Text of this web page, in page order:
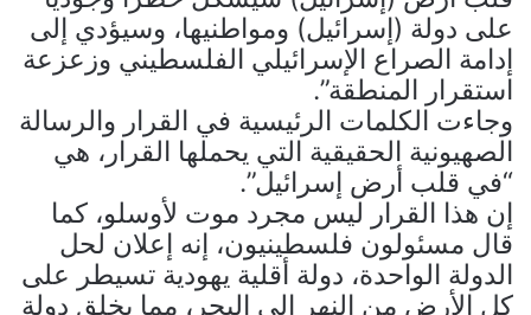
على دولة (إسرائيل) ومواطنيها، وسيؤدي إلى
إدامة الصراع الإسرائيلي الفلسطيني وزعزعة
استقرار المنطقة”.
وجاءت الكلمات الرئيسية في القرار والرسالة
الصهيونية الحقيقية التي يحملها القرار، هي
“في قلب أرض إسرائيل”.
إن هذا القرار ليس مجرد موت لأوسلو، كما
قال مسئولون فلسطينيون، إنه إعلان لحل
الدولة الواحدة، دولة أقلية يهودية تسيطر على
كل الأرض من النهر إلى البحر، مما يخلق دولة